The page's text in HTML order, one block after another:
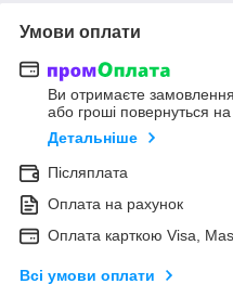
Умови оплати
Ви отримаєте замовлення
або гроші повернуться
Детальніше
Післяплата
Оплата на рахунок
Оплата карткою Visa,
Всі умови оплати